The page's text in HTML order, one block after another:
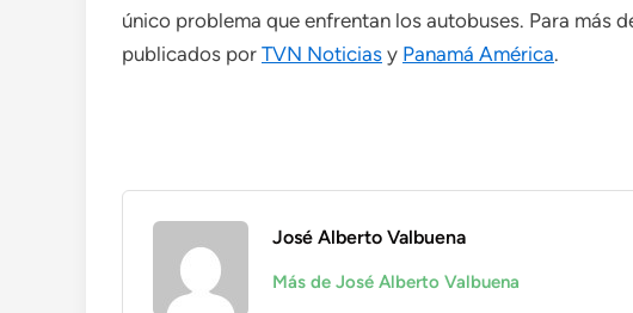
único problema que enfrentan los autobuses. Para más
publicados por TVN Noticias y Panamá América.
José Alberto Valbuena
Más de José Alberto Valbuena